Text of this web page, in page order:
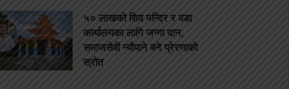
५० लाखको शिव मन्दिर र वडा
कार्यालयका लागि जग्गा दान,
समाजसेवी न्यौपाने बने प्रेरणाको
स्रोत